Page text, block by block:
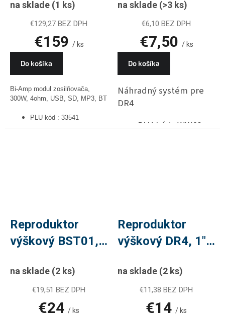
300W , 4 ohm,
BT,USB, SD, PLU
33541
na sklade (1 ks)
€129,27 BEZ DPH
€159 / ks
Do košíka
Bi-Amp modul zosilňovača,
300W, 4ohm, USB, SD, MP3, BT
PLU kód : 33541
SDT4/2, PLU
WW68
na sklade (>3 ks)
€6,10 BEZ DPH
€7,50 / ks
Do košíka
Náhradný systém pre
DR4
PLU kód : WW68
Reproduktor
výškový BST01,
PLU RE350
na sklade (2 ks)
€19,51 BEZ DPH
€24 / ks
Reproduktor
výškový DR4, 1"
PLU WW60
na sklade (2 ks)
€11,38 BEZ DPH
€14 / ks